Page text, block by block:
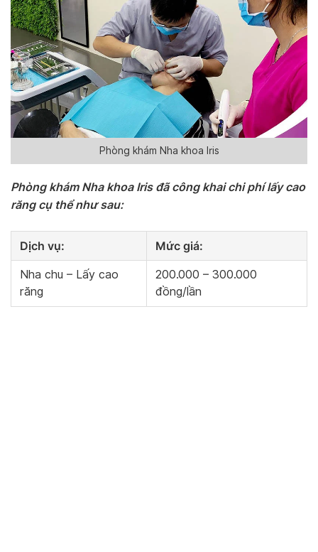
Phòng khám Nha khoa Iris
Phòng khám Nha khoa Iris đã công khai chi phí lấy cao
răng cụ thể như sau:
Dịch vụ: Mức giá:
Nha chu – Lấy cao
răng
200.000 – 300.000
đồng/lần